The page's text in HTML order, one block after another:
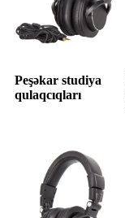
Peşəkar studiya
qulaqcıqları